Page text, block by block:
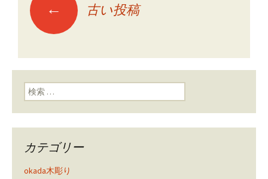
投稿ナビゲーショ
ン
← 古い投稿
検索:
カテゴリー
okada木彫り